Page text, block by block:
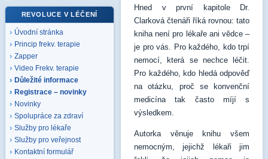
REVOLUCE V LÉČENÍ
Úvodní stránka
Princip frekv. terapie
Zapper
Video Frekv. terapie
Důležité informace
Registrace – novinky
Novinky
Spolupráce za zdraví
Služby pro lékaře
Služby pro veřejnost
Kontaktní formulář
Hned v první kapitole Dr.
Clarková čtenáři říká rovnou: tato
kniha není pro lékaře ani vědce –
je pro vás. Pro každého, kdo trpí
nemocí, která se nechce léčit.
Pro každého, kdo hledá odpověď
na otázku, proč se konvenční
medicína tak často míjí s
výsledkem.
Autorka věnuje knihu všem
nemocným, jejichž lékaři jim